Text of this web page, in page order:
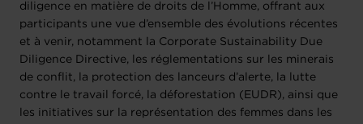
diligence en matière de droits de l’Homme, offrant aux
participants une vue d’ensemble des évolutions récentes
et à venir, notamment la Corporate Sustainability Due
Diligence Directive, les réglementations sur les minerais
de conflit, la protection des lanceurs d’alerte, la lutte
contre le travail forcé, la déforestation (EUDR), ainsi que
les initiatives sur la représentation des femmes dans les